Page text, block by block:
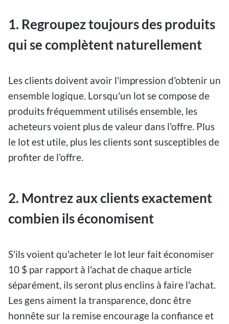
1. Regroupez toujours des produits
qui se complètent naturellement
Les clients doivent avoir l'impression d'obtenir un
ensemble logique. Lorsqu'un lot se compose de
produits fréquemment utilisés ensemble, les
acheteurs voient plus de valeur dans l'offre. Plus
le lot est utile, plus les clients sont susceptibles de
profiter de l'offre.
2. Montrez aux clients exactement
combien ils économisent
S'ils voient qu'acheter le lot leur fait économiser
10 $ par rapport à l'achat de chaque article
séparément, ils seront plus enclins à faire l'achat.
Les gens aiment la transparence, donc être
honnête sur la remise encourage la confiance et